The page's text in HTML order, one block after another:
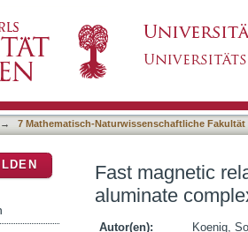
→ 7 Mathematisch-Naturwissenschaftliche Fakultät
Fast magnetic
aluminate
Autor(en):
Koenig,